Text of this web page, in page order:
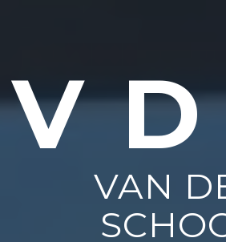
VAN